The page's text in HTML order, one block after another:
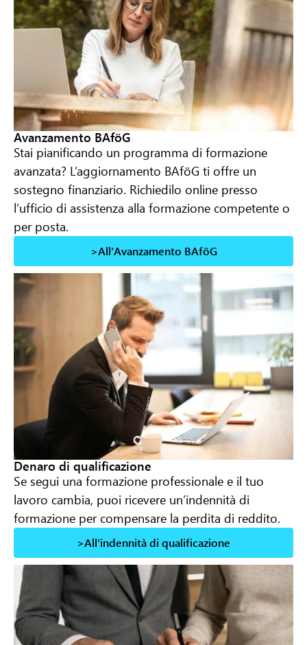
Avanzamento BAföG
Stai pianificando un programma di formazione
avanzata? L’aggiornamento BAföG ti offre un
sostegno finanziario. Richiedilo online presso
l’ufficio di assistenza alla formazione competente o
per posta.
>All'Avanzamento BAföG
Denaro di qualificazione
Se segui una formazione professionale e il tuo
lavoro cambia, puoi ricevere un’indennità di
formazione per compensare la perdita di reddito.
>All'indennità di qualificazione